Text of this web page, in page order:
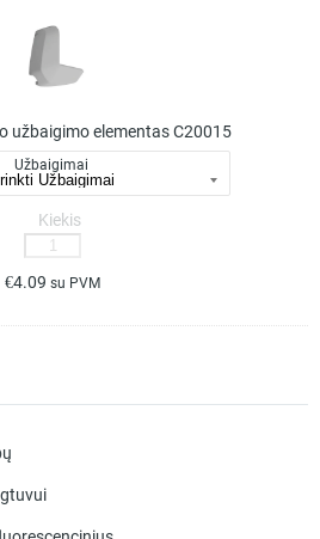
profilio
užbaigimo
elementas
užbaigimo elementas C20015
Užbaigimai
Kiekis
produkto
ROGER
€4.09 su PVM